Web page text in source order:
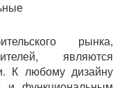
рынка,
являются
К любому дизайну